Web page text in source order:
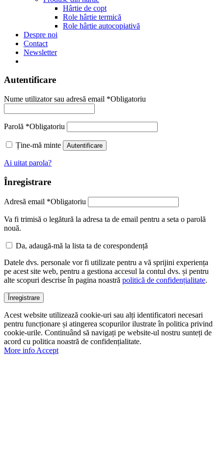
Hârtie de copt
Role hârtie termică
Role hârtie autocopiativă
Despre noi
Contact
Newsletter
Autentificare
Nume utilizator sau adresă email *Obligatoriu
Parolă *Obligatoriu
Ține-mă minte Autentificare
Ai uitat parola?
Înregistrare
Adresă email *Obligatoriu
Va fi trimisă o legătură la adresa ta de email pentru a seta o parolă
nouă.
Da, adaugă-mă la lista ta de corespondență
Datele dvs. personale vor fi utilizate pentru a vă sprijini experiența
pe acest site web, pentru a gestiona accesul la contul dvs. și pentru
alte scopuri descrise în pagina noastră politică de confidențialitate.
Înregistrare
Acest website utilizează cookie-uri sau alți identificatori necesari
pentru funcționare și atingerea scopurilor ilustrate în politica privind
cookie-urile. Continuând să navigați pe website-ul nostru sunteți de
acord cu politica noastră de confidențialitate.
More info Accept